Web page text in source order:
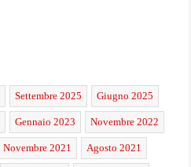
Settembre 2025 Giugno 2025
Gennaio 2023 Novembre 2022
Novembre 2021 Agosto 2021